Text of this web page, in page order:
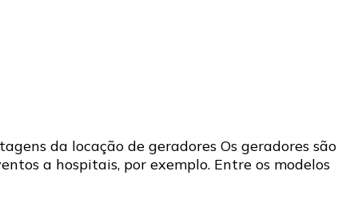
da locação de geradores Os geradores são
a hospitais, por exemplo. Entre os modelos